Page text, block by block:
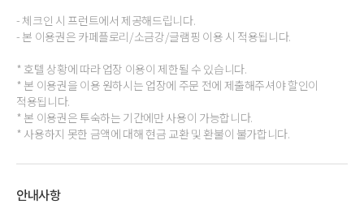
- 체크인 시 프런트에서 제공해드립니다.
- 본 이용권은 카페플로리/소금강/글램핑 이용 시 적용됩니다.
* 호텔 상황에 따라 업장 이용이 제한될 수 있습니다.
* 본 이용권을 이용 원하시는 업장에 주문 전에 제출해주셔야 할인이
적용됩니다.
* 본 이용권은 투숙하는 기간에만 사용이 가능합니다.
* 사용하지 못한 금액에 대해 현금 교환 및 환불이 불가합니다.
안내사항